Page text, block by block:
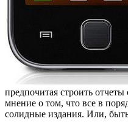
предпочитая строить
мнение о том, что все в
солидные издания. Или,